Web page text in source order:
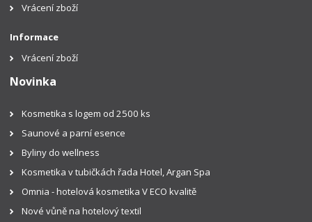
Vrácení zboží
Informace
Vrácení zboží
Novinka
Kosmetika s logem od 2500 ks
Saunové a parní esence
Byliny do wellness
Kosmetika v tubičkách řada Hotel, Argan Spa
Omnia - hotelová kosmetika V ECO kvalitě
Nové vůně na hotelový textil